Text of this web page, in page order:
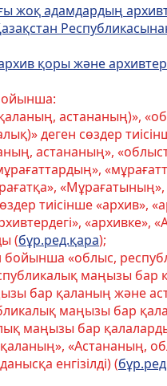
жоқ адамдардың
қоры және
астананың)»,
деген сөздер
астананың»,
тиісінше «архив»,
(бұр.ред.қара);
бойынша «облыс,
маңызы
бар қаланың және
маңызы бар
маңызы бар
«Астананың,
енгізілді) (